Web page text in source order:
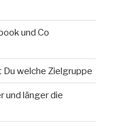
und Co
Du welche Zielgruppe
und länger die